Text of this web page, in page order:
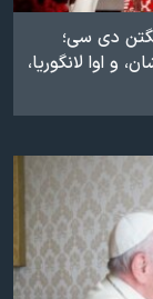
دی سی‌؛
و اوا لانگوریا،